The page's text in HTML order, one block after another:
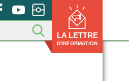
LA LETTRE
D'INFORMATION